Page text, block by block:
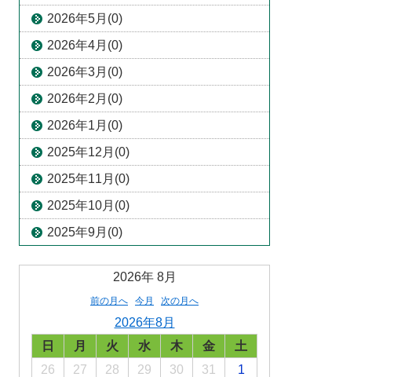
2026年5月(0)
2026年4月(0)
2026年3月(0)
2026年2月(0)
2026年1月(0)
2025年12月(0)
2025年11月(0)
2025年10月(0)
2025年9月(0)
2026年 8月
前の月へ 今月 次の月へ
2026年8月
日
月 火 水 木 金
土
26
27 28 29 30 31
1